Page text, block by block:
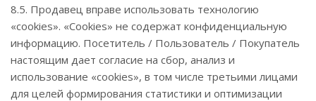
8.5. Продавец вправе использовать технологию
«cookies». «Cookies» не содержат конфиденциальную
информацию. Посетитель / Пользователь / Покупатель
настоящим дает согласие на сбор, анализ и
использование «cookies», в том числе третьими лицами
для целей формирования статистики и оптимизации